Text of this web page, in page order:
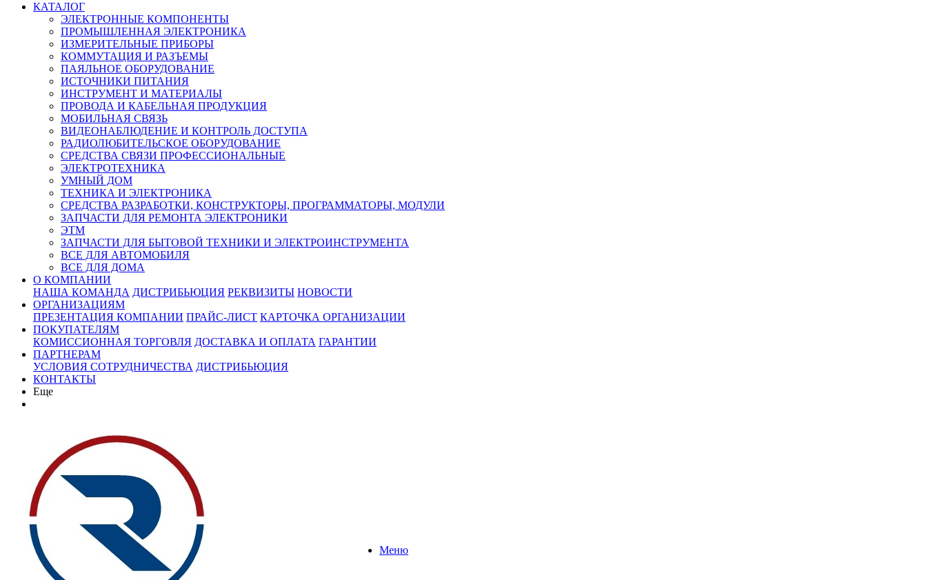
КАТАЛОГ
ЭЛЕКТРОННЫЕ КОМПОНЕНТЫ
ПРОМЫШЛЕННАЯ ЭЛЕКТРОНИКА
ИЗМЕРИТЕЛЬНЫЕ ПРИБОРЫ
КОММУТАЦИЯ И РАЗЪЕМЫ
ПАЯЛЬНОЕ ОБОРУДОВАНИЕ
ИСТОЧНИКИ ПИТАНИЯ
ИНСТРУМЕНТ И МАТЕРИАЛЫ
ПРОВОДА И КАБЕЛЬНАЯ ПРОДУКЦИЯ
МОБИЛЬНАЯ СВЯЗЬ
ВИДЕОНАБЛЮДЕНИЕ И КОНТРОЛЬ ДОСТУПА
РАДИОЛЮБИТЕЛЬСКОЕ ОБОРУДОВАНИЕ
СРЕДСТВА СВЯЗИ ПРОФЕССИОНАЛЬНЫЕ
ЭЛЕКТРОТЕХНИКА
УМНЫЙ ДОМ
ТЕХНИКА И ЭЛЕКТРОНИКА
СРЕДСТВА РАЗРАБОТКИ, КОНСТРУКТОРЫ, ПРОГРАММАТОРЫ, МОДУЛИ
ЗАПЧАСТИ ДЛЯ РЕМОНТА ЭЛЕКТРОНИКИ
ЭТМ
ЗАПЧАСТИ ДЛЯ БЫТОВОЙ ТЕХНИКИ И ЭЛЕКТРОИНСТРУМЕНТА
ВСЕ ДЛЯ АВТОМОБИЛЯ
ВСЕ ДЛЯ ДОМА
О КОМПАНИИ
НАША КОМАНДА ДИСТРИБЬЮЦИЯ РЕКВИЗИТЫ НОВОСТИ
ОРГАНИЗАЦИЯМ
ПРЕЗЕНТАЦИЯ КОМПАНИИ ПРАЙС-ЛИСТ КАРТОЧКА ОРГАНИЗАЦИИ
ПОКУПАТЕЛЯМ
КОМИССИОННАЯ ТОРГОВЛЯ ДОСТАВКА И ОПЛАТА ГАРАНТИИ
ПАРТНЕРАМ
УСЛОВИЯ СОТРУДНИЧЕСТВА ДИСТРИБЬЮЦИЯ
КОНТАКТЫ
Еще
Меню